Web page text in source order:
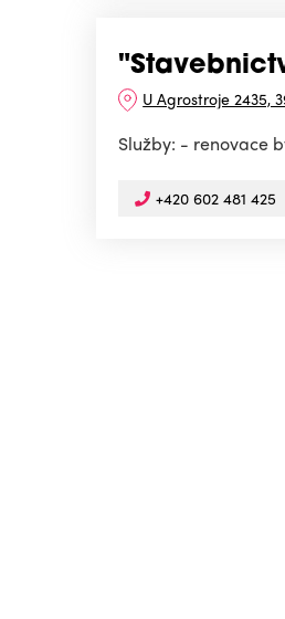
U Agrostroje 2435,
Služby: - renovace
+420 602 481 425